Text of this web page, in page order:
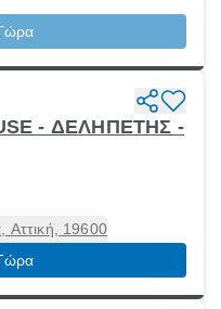
- ΔΕΛΗΠΕΤΗΣ -
19600